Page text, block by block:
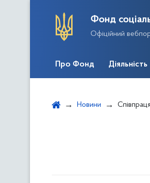
Фонд
Офіційний
Про Фонд Діяльність
Новини